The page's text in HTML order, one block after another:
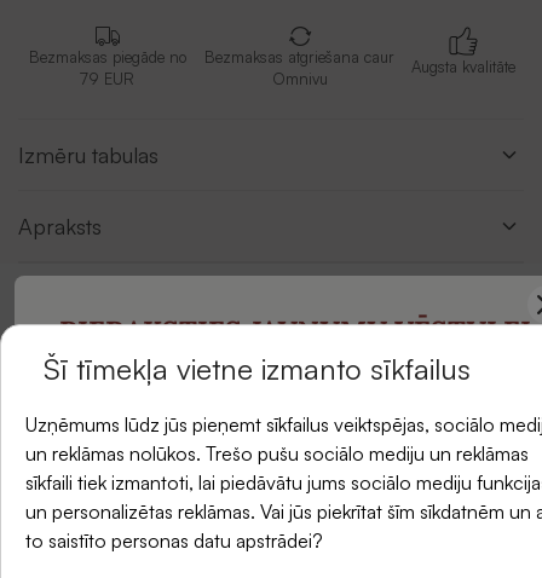
Bezmaksas piegāde no
79 EUR
Bezmaksas atgriešana caur
Omnivu
Augsta kvalitāte
Izmēru tabulas
Apraksts
PIERAKSTIES JAUNUMU VĒSTULEI
pasūtījumam.
E-pasts
Šī tīmekļa vietne izmanto sīkfailus
Uzņēmums lūdz jūs pieņemt sīkfailus veiktspējas, sociālo
un reklāmas nolūkos. Trešo pušu sociālo mediju un reklāmas
sīkfaili tiek izmantoti, lai piedāvātu jums sociālo mediju
un personalizētas reklāmas. Vai jūs piekrītat šīm sīkdatnēm un
to saistīto personas datu apstrādei?